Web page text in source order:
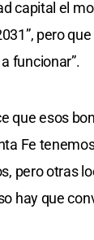
capital el
pero
funcionar”.
que esos
Fe
pero otras
hay que